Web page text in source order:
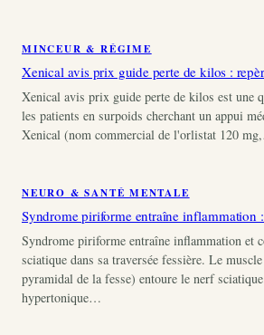
MINCEUR & RÉGIME
Xenical avis prix guide perte de kilos :
Xenical avis prix guide perte de kilos est une
les patients en surpoids cherchant un appui
Xenical (nom commercial de l'orlistat 120
NEURO & SANTÉ MENTALE
Syndrome piriforme entraîne inflammation
Syndrome piriforme entraîne inflammation et
sciatique dans sa traversée fessière. Le
pyramidal de la fesse) entoure le nerf
hypertonique…